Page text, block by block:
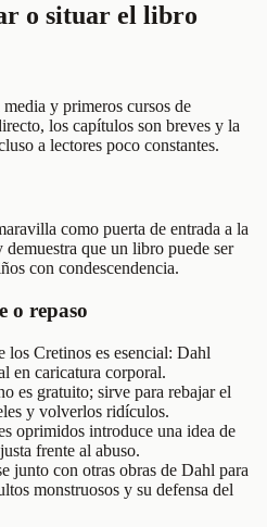
o situar el libro
y primeros cursos de
los capítulos son breves y la
a lectores poco constantes.
como puerta de entrada a la
que un libro puede ser
con condescendencia.
o repaso
los Cretinos es esencial: Dahl
en caricatura corporal.
es gratuito; sirve para rebajar el
y volverlos ridículos.
oprimidos introduce una idea de
frente al abuso.
junto con otras obras de Dahl para
monstruosos y su defensa del